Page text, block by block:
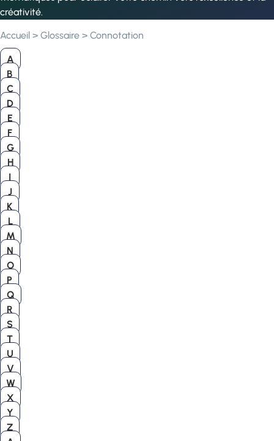
créativité.
Accueil > Glossaire > Connotation
A
B
C
D
E
F
G
H
I
J
K
L
M
N
O
P
Q
R
S
T
U
V
W
X
Y
Z